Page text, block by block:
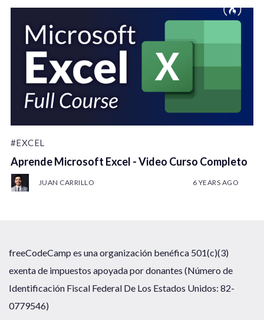
#EXCEL
Aprende Microsoft Excel - Video Curso Completo
JUAN CARRILLO 6 YEARS AGO
freeCodeCamp es una organización benéfica 501(c)(3)
exenta de impuestos apoyada por donantes (Número de
Identificación Fiscal Federal De Los Estados Unidos: 82-
0779546)